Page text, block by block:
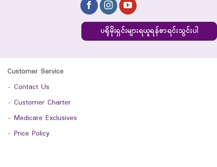
ပရိုမိုးရှင်းများရယူရန်စာရင်းသွင်းပါ
Customer Service
- Contact Us
- Customer Charter
- Medicare Exclusives
- Price Policy